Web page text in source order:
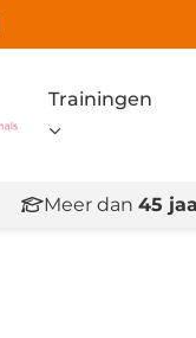
Trainingen
Meer dan 45